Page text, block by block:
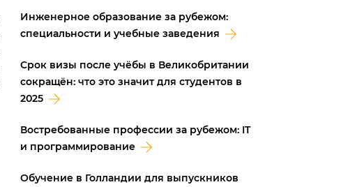
Инженерное образование за рубежом:
специальности и учебные заведения
Срок визы после учёбы в Великобритании
сокращён: что это значит для студентов в
2025
Востребованные профессии за рубежом: IT
и программирование
Обучение в Голландии для выпускников